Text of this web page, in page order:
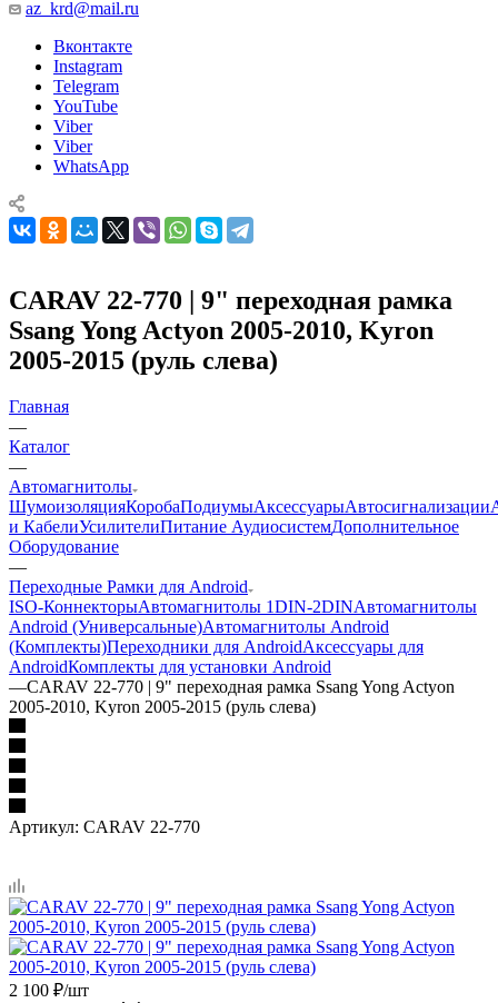
az_krd@mail.ru
Вконтакте
Instagram
Telegram
YouTube
Viber
Viber
WhatsApp
CARAV 22-770 | 9" переходная рамка
Ssang Yong Actyon 2005-2010, Kyron
2005-2015 (руль слева)
Главная
—
Каталог
—
Автомагнитолы
ШумоизоляцияКоробаПодиумыАксессуарыАвтосигнализации
и КабелиУсилителиПитание АудиосистемДополнительное
Оборудование
—
Переходные Рамки для Android
ISO-КоннекторыАвтомагнитолы 1DIN-2DINАвтомагнитолы
Android (Универсальные)Автомагнитолы Android
(Комплекты)Переходники для AndroidАксессуары для
AndroidКомплекты для установки Android
—CARAV 22-770 | 9" переходная рамка Ssang Yong Actyon
2005-2010, Kyron 2005-2015 (руль слева)
Артикул: CARAV 22-770
2 100 ₽/шт